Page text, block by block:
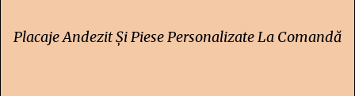
Placaje Andezit Și Piese Personalizate La Comandă